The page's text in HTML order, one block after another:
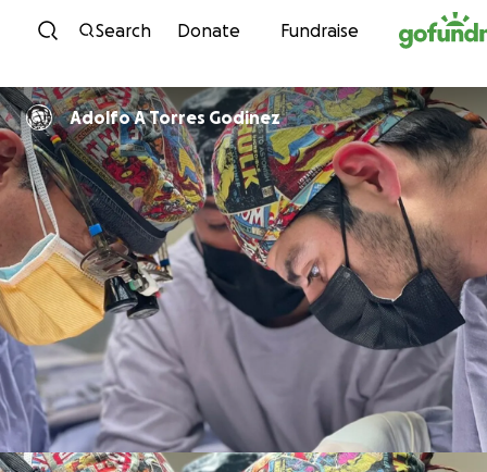
Skip to content
Search Donate Fundraise
Adolfo A Torres Godinez